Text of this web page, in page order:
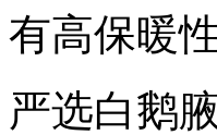
有高保暖性
严选白鹅